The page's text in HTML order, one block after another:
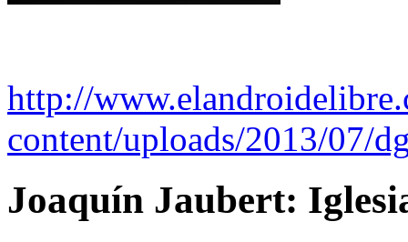
http://
content/uploads/2013/07/
Joaquín Jaubert: